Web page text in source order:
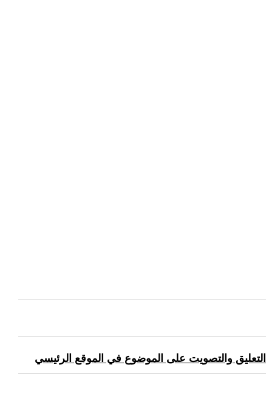
التعليق والتصويت على الموضوع في الموقع الرئيسي